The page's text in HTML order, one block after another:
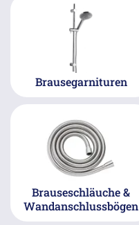
Brausegarnituren
Brauseschläuche &
Wandanschlussbögen